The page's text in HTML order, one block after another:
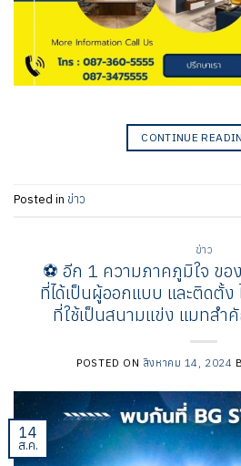
CONTINUE
Posted in ข่าว
ข่าว
⚽️ อีก 1 ความภาคภูมิใจ ขอ
ที่ได้เป็นผู้ออกแบบ และติดตั้
ที่ใช้เป็นสนามแข่ง แมทส
POSTED ON สิงหาคม 14, 2024
14
ส.ค.